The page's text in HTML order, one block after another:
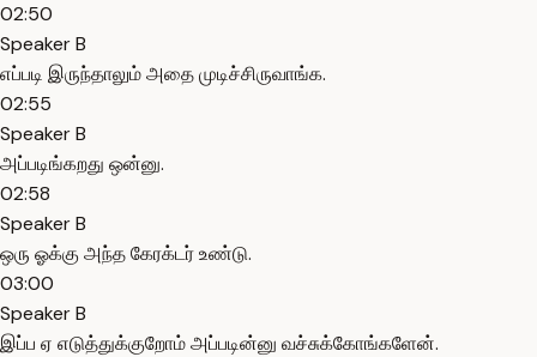
02:50
Speaker B
எப்படி இருந்தாலும் அதை முடிச்சிருவாங்க.
02:55
Speaker B
அப்படிங்கறது ஒன்னு.
02:58
Speaker B
ஒரு ஓக்கு அந்த கேரக்டர் உண்டு.
03:00
Speaker B
இப்ப ஏ எடுத்துக்குறோம் அப்படின்னு வச்சுக்கோங்களேன்.